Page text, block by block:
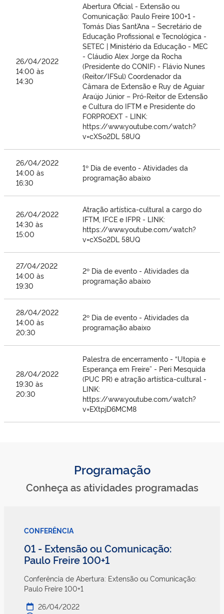
26/04/2022
14:00 às
14:30
Abertura Oficial - Extensão ou
Comunicação: Paulo Freire 100+1 -
Tomás Dias Sant´Ana – Secretário de
Educação Profissional e Tecnológica -
SETEC | Ministério da Educação - MEC
- Cláudio Alex Jorge da Rocha
(Presidente do CONIF) - Flávio Nunes
(Reitor/IFSul) Coordenador da
Câmara de Extensão e Ruy de Aguiar
Araújo Júnior – Pró-Reitor de Extensão
e Cultura do IFTM e Presidente do
FORPROEXT - LINK:
https://www.youtube.com/watch?
v=cXSo2DL 58UQ
26/04/2022
14:00 às
16:30
1º Dia de evento - Atividades da
programação abaixo
26/04/2022
14:30 às
15:00
Atração artística-cultural a cargo do
IFTM, IFCE e IFPR - LINK:
https://www.youtube.com/watch?
v=cXSo2DL 58UQ
27/04/2022
14:00 às
19:30
2º Dia de evento - Atividades da
programação abaixo
28/04/2022
14:00 às
20:30
2º Dia de evento - Atividades da
programação abaixo
28/04/2022
19:30 às
20:30
Palestra de encerramento - “Utopia e
Esperança em Freire” - Peri Mesquida
(PUC PR) e atração artística-cultural -
LINK:
https://www.youtube.com/watch?
v=EXtpjD6MCM8
Programação
Conheça as atividades programadas
CONFERÊNCIA
01 - Extensão ou Comunicação:
Paulo Freire 100+1
Conferência de Abertura: Extensão ou Comunicação:
Paulo Freire 100+1
26/04/2022